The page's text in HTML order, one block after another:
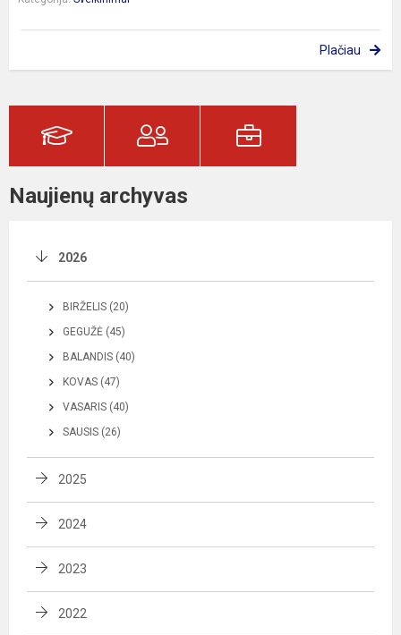
Plačiau
Naujienų archyvas
2026
BIRŽELIS (20)
GEGUŽĖ (45)
BALANDIS (40)
KOVAS (47)
VASARIS (40)
SAUSIS (26)
2025
2024
2023
2022